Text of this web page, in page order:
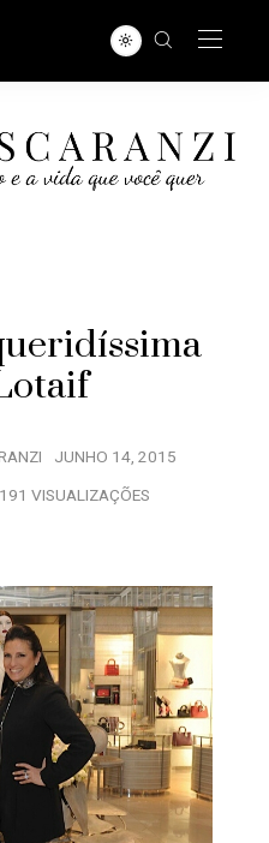
JUNHO 14, 2015
191 VISUALIZAÇÕES